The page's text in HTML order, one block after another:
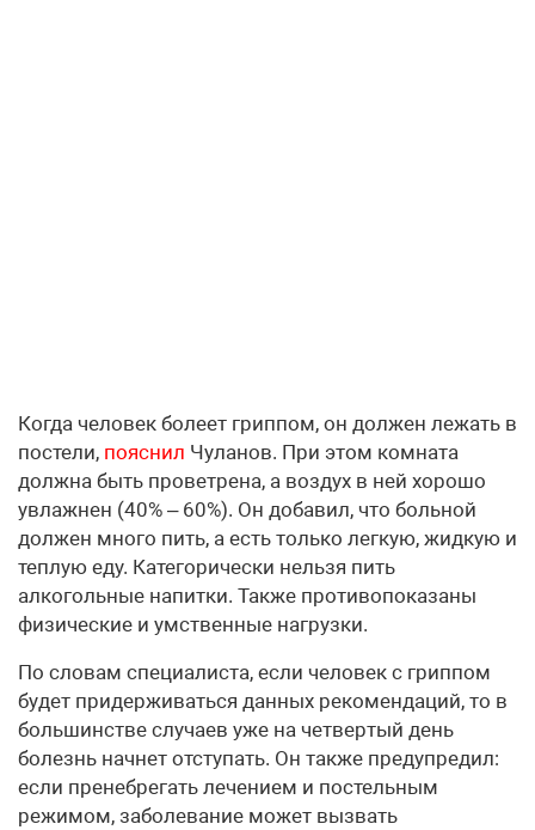
Когда человек болеет гриппом, он должен лежать в
постели, пояснил Чуланов. При этом комната
должна быть проветрена, а воздух в ней хорошо
увлажнен (40% – 60%). Он добавил, что больной
должен много пить, а есть только легкую, жидкую и
теплую еду. Категорически нельзя пить
алкогольные напитки. Также противопоказаны
физические и умственные нагрузки.
По словам специалиста, если человек с гриппом
будет придерживаться данных рекомендаций, то в
большинстве случаев уже на четвертый день
болезнь начнет отступать. Он также предупредил:
если пренебрегать лечением и постельным
режимом, заболевание может вызвать